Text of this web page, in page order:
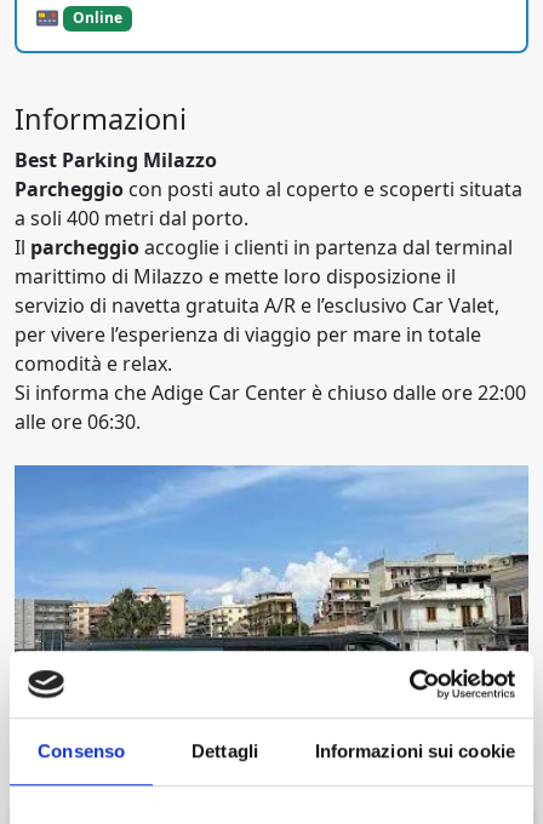
Consenso Dettagli Informazioni sui cookie
Online
Informazioni
Best Parking Milazzo
Parcheggio con posti auto al coperto e scoperti situata
a soli 400 metri dal porto.
Il parcheggioaccoglie i clienti in partenza dal terminal
marittimo di Milazzo e mette loro disposizione il
servizio di navetta gratuita A/R e l’esclusivo Car Valet,
per vivere l’esperienza di viaggio per mare in totale
comodità e relax.
Si informa che Adige Car Center è chiuso dalle ore 22:00
alle ore 06:30.